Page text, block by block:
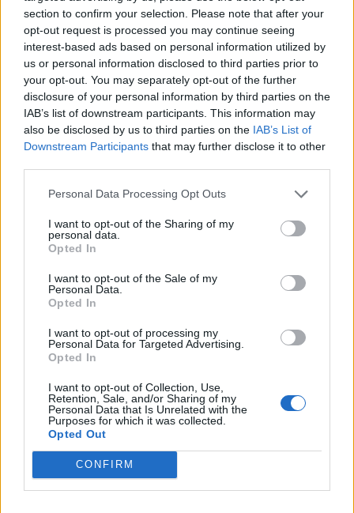
section to confirm your selection. Please note that after your
opt-out request is processed you may continue seeing
interest-based ads based on personal information utilized by
us or personal information disclosed to third parties prior to
your opt-out. You may separately opt-out of the further
disclosure of your personal information by third parties on the
IAB’s list of downstream participants. This information may
also be disclosed by us to third parties on the IAB’s List of
Downstream Participants that may further disclose it to other
Personal Data Processing Opt Outs
I want to opt-out of the Sharing of my
personal data.
Opted In
I want to opt-out of the Sale of my
Personal Data.
Opted In
I want to opt-out of processing my
Personal Data for Targeted Advertising.
Opted In
I want to opt-out of Collection, Use,
Retention, Sale, and/or Sharing of my
Personal Data that Is Unrelated with the
Purposes for which it was collected.
Opted Out
CONFIRM
tradicional, estarán invitados familiares, profesores y
compañeros de los galardonados.
Juegos y talleres
Guaguas Municipales recibe cada año en sus
instalaciones a más de medio millar de niños de
diferentes centros educativos de Las Palmas de Gran
Canaria y de la Isla con los que trabaja a través de
juegos y talleres la importancia de usar el transporte
entre 20 y 30 niños, se les explican normas básicas de
convivencia y normas de uso a bordo, como la
colocación correcta dentro de la guagua, la prioridad de
los asientos en el caso de personas mayores o con
diversidad funcional, el respeto y estricto seguimiento
de las pautas del conductor del vehículo, así como los
del uso del transporte público colectivo.
1º Categoría. Educación Infantil
1er Premio. Fernando Rodríguez Vázquez. Atlantic
Schools Guaydil Kids.
2º Premio. Ashley González Trujillo. Colegio San Rafael
3er Premio. Alejandro Suárez Montesdeoca. Colegio El